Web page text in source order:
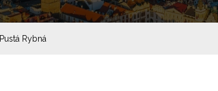
Pustá Rybná